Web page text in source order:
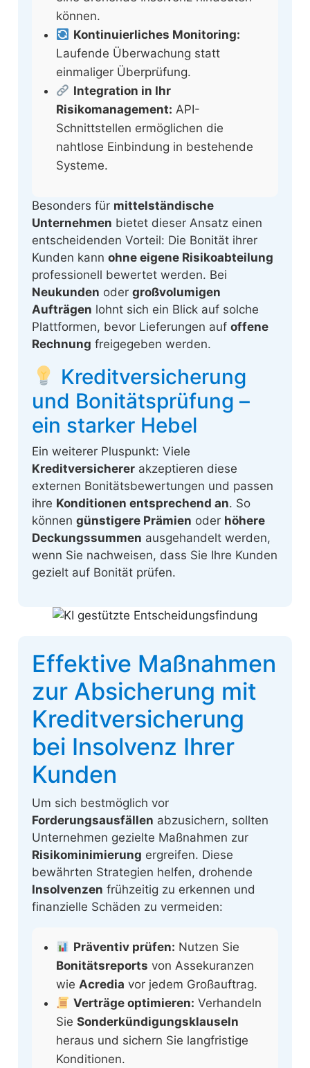
können.
Kontinuierliches Monitoring:
Laufende Überwachung statt
einmaliger Überprüfung.
Integration in Ihr
Risikomanagement: API-
Schnittstellen ermöglichen die
nahtlose Einbindung in bestehende
Systeme.
Besonders für mittelständische
Unternehmen bietet dieser Ansatz einen
entscheidenden Vorteil: Die Bonität ihrer
Kunden kannohne eigene Risikoabteilung
professionell bewertet werden. Bei
Neukunden odergroßvolumigen
Aufträgen lohnt sich ein Blick auf solche
Plattformen, bevor Lieferungen aufoffene
Rechnung freigegeben werden.
Kreditversicherung
und Bonitätsprüfung –
ein starker Hebel
Ein weiterer Pluspunkt: Viele
Kreditversicherer akzeptieren diese
externen Bonitätsbewertungen und passen
ihre Konditionen entsprechend an. So
könnengünstigere Prämien oder höhere
Deckungssummen ausgehandelt werden,
wenn Sie nachweisen, dass Sie Ihre Kunden
gezielt auf Bonität prüfen.
Effektive Maßnahmen
zur Absicherung mit
Kreditversicherung
bei Insolvenz Ihrer
Kunden
Um sich bestmöglich vor
Forderungsausfällen abzusichern, sollten
Unternehmen gezielte Maßnahmen zur
Risikominimierung ergreifen. Diese
bewährten Strategien helfen, drohende
Insolvenzen frühzeitig zu erkennen und
finanzielle Schäden zu vermeiden:
Präventiv prüfen: Nutzen Sie
Bonitätsreports von Assekuranzen
wie Acredia vor jedem Großauftrag.
Verträge optimieren: Verhandeln
SieSonderkündigungsklauseln
heraus und sichern Sie langfristige
Konditionen.